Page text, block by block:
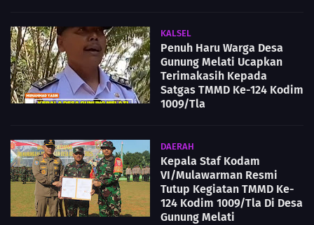
KALSEL
Penuh Haru Warga Desa
Gunung Melati Ucapkan
Terimakasih Kepada
Satgas TMMD Ke-124 Kodim
1009/Tla
DAERAH
Kepala Staf Kodam
VI/Mulawarman Resmi
Tutup Kegiatan TMMD Ke-
124 Kodim 1009/Tla Di Desa
Gunung Melati